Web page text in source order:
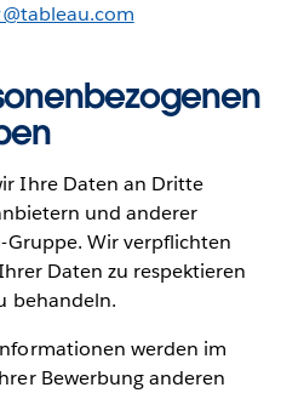
Ihre Daten an Dritte
und anderer
Gruppe. Wir verpflichten
Daten zu respektieren
behandeln.
werden im
Bewerbung anderen